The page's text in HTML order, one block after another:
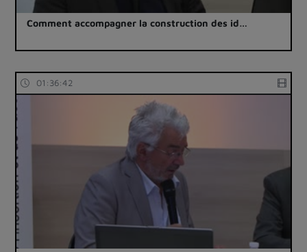
Comment accompagner la construction des id…
01:36:42